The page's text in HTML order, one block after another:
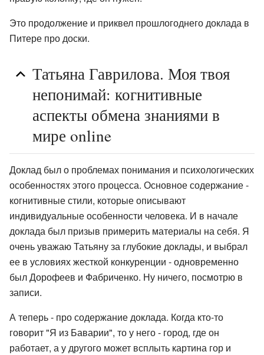
Это продолжение и приквел прошлогоднего доклада в
Питере про доски.
Татьяна Гаврилова. Моя твоя
непонимай: когнитивные
аспекты обмена знаниями в
мире online
Доклад был о проблемах понимания и психологических
особенностях этого процесса. Основное содержание -
когнитивные стили, которые описывают
индивидуальные особенности человека. И в начале
доклада был призыв примерить материалы на себя. Я
очень уважаю Татьяну за глубокие доклады, и выбрал
ее в условиях жесткой конкуренции - одновременно
был Дорофеев и Фабриченко. Ну ничего, посмотрю в
записи.
А теперь - про содержание доклада. Когда кто-то
говорит "Я из Баварии", то у него - город, где он
работает, а у другого может всплыть картина гор и